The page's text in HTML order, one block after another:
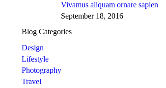
Vivamus aliquam ornare sapien
September 18, 2016
Blog Categories
Design
Lifestyle
Photography
Travel